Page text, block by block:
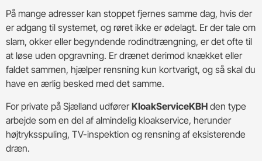
På mange adresser kan stoppet fjernes samme dag, hvis der
er adgang til systemet, og røret ikke er ødelagt. Er der tale om
slam, okker eller begyndende rodindtrængning, er det ofte til
at løse uden opgravning. Er drænet derimod knækket eller
faldet sammen, hjælper rensning kun kortvarigt, og så skal du
have en ærlig besked med det samme.
For private på Sjælland udførerKloakServiceKBH den type
arbejde som en del af almindelig kloakservice, herunder
højtryksspuling, TV-inspektion og rensning af eksisterende
dræn.